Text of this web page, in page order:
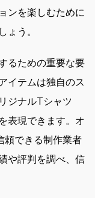
ンを楽しむために
ょう。
るための重要な要
イテムは独自のス
ジナルTシャツ
表現できます。オ
頼できる制作業者
や評判を調べ、信